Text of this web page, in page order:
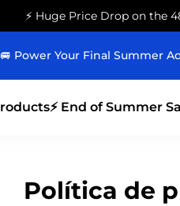
⚡ Huge Price Drop on the
🚐 Power Your Final Summer
⚡ End of Summer
Política de